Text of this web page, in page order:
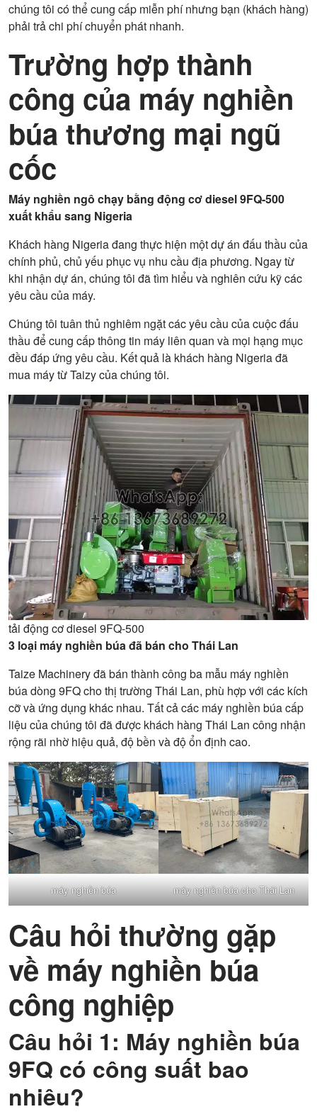
chúng tôi có thể cung cấp miễn phí nhưng bạn (khách hàng)
phải trả chi phí chuyển phát nhanh.
Trường hợp thành
công của máy nghiền
búa thương mại ngũ
cốc
Máy nghiền ngô chạy bằng động cơ diesel 9FQ-500
xuất khẩu sang Nigeria
Khách hàng Nigeria đang thực hiện một dự án đấu thầu của
chính phủ, chủ yếu phục vụ nhu cầu địa phương. Ngay từ
khi nhận dự án, chúng tôi đã tìm hiểu và nghiên cứu kỹ các
yêu cầu của máy.
Chúng tôi tuân thủ nghiêm ngặt các yêu cầu của cuộc đấu
thầu để cung cấp thông tin máy liên quan và mọi hạng mục
đều đáp ứng yêu cầu. Kết quả là khách hàng Nigeria đã
mua máy từ Taizy của chúng tôi.
tải động cơ diesel 9FQ-500
3 loại máy nghiền búa đã bán cho Thái Lan
Taize Machinery đã bán thành công ba mẫu máy nghiền
búa dòng 9FQ cho thị trường Thái Lan, phù hợp với các kích
cỡ và ứng dụng khác nhau. Tất cả các máy nghiền búa cấp
liệu của chúng tôi đã được khách hàng Thái Lan công nhận
rộng rãi nhờ hiệu quả, độ bền và độ ổn định cao.
máy nghiền búa máy nghiền búa cho Thái Lan
Câu hỏi thường gặp
về máy nghiền búa
công nghiệp
Câu hỏi 1: Máy nghiền búa
9FQ có công suất bao
nhiêu?